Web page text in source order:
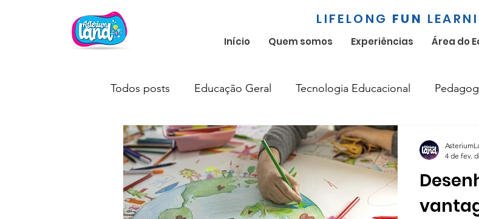
LIFELONG FUN
Início Quem somos Experiências Área do
Todos posts Educação Geral Tecnologia Educacional
Neurociência Educação Bilíngue Educação Socioemocional
4 de fev.